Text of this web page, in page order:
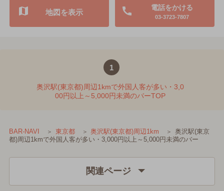
電話をかける
03-3723-7807
地図を表示
1
奥沢駅(東京都)周辺1kmで外国人客が多い・3,0
00円以上～5,000円未満のバーTOP
BAR-NAVI 東京都 奥沢駅(東京都)周辺1km
奥沢駅(東京
都)周辺1kmで外国人客が多い・3,000円以上～5,000円未満のバー
関連ページ